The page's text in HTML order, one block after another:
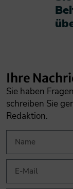
Ihre
Sie haben
schreiben Sie
Redaktion.